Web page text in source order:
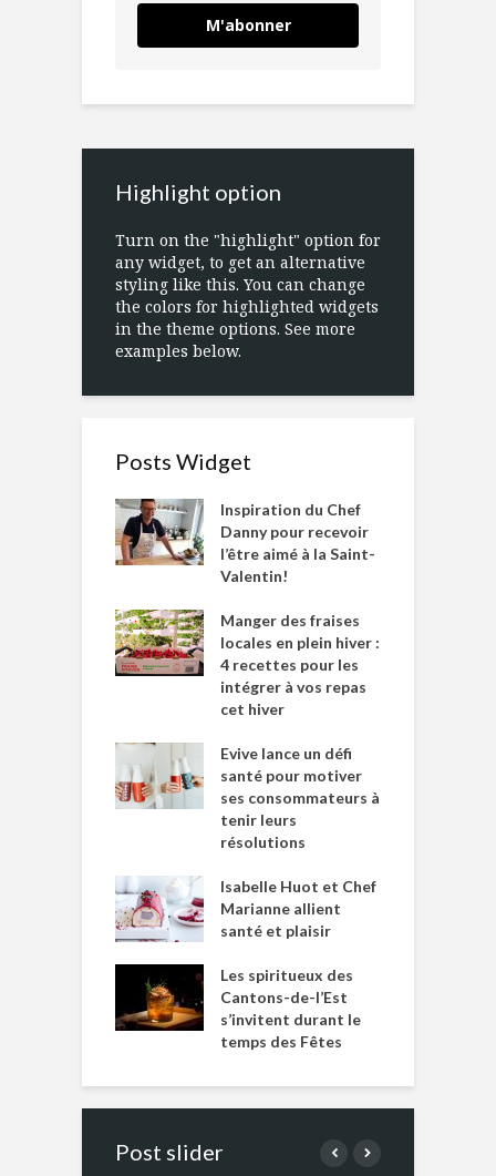
M'abonner
Highlight option
Turn on the "highlight" option for
any widget, to get an alternative
styling like this. You can change
the colors for highlighted widgets
in the theme options. See more
examples below.
Posts Widget
Inspiration du Chef
Danny pour recevoir
l’être aimé à la Saint-
Valentin!
Manger des fraises
locales en plein hiver :
4 recettes pour les
intégrer à vos repas
cet hiver
Evive lance un défi
santé pour motiver
ses consommateurs à
tenir leurs
résolutions
Isabelle Huot et Chef
Marianne allient
santé et plaisir
Les spiritueux des
Cantons-de-l’Est
s’invitent durant le
temps des Fêtes
Post slider